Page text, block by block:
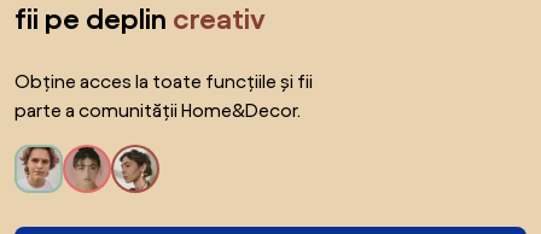
fii pe deplin creativ
Obține acces la toate funcțiile și fii
parte a comunității Home&Decor.